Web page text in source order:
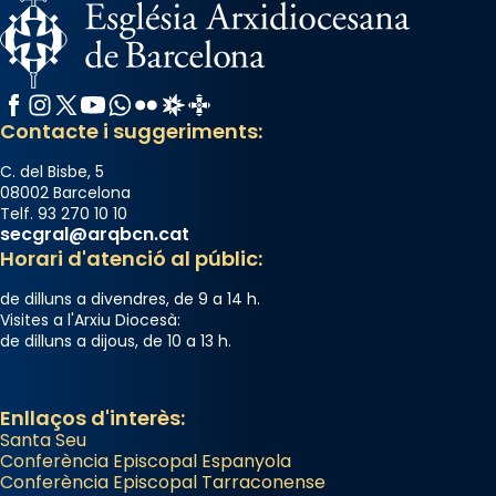
L’arquebisbe de Barcelona, el cardenal Joan
Josep Omella, ha presidit la missa i l’ha
concelebrat el bisbe auxiliar de Barcelona,
Mons. David Abadías.
Photo
View on Facebook Share
Arquebisbat de Barcelona
2 weeks ago
Memòria de les santes Juliana i
Acompanyant la història de sant Cugat, a
partir de l’Edat Mitjana sorgeix la tradició
que les santes Juliana (“relatiu a Júlia”) i
Facebook
Instagram
X / Twitter
YouTube
WhatsApp
FlickrRadio Estel
Catalunya Cristiana
Contacte i suggeriments:
C. del Bisbe, 5
08002 Barcelona
Telf. 93 270 10 10
secgral@arqbcn.cat
Horari d'atenció al públic:
de dilluns a divendres, de 9 a 14 h.
Visites a l'Arxiu Diocesà:
de dilluns a dijous, de 10 a 13 h.
Enllaços d'interès:
Santa Seu
Conferència Episcopal Espanyola
Conferència Episcopal Tarraconense